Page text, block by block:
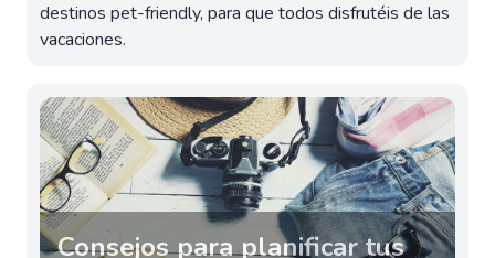
destinos pet-friendly, para que todos disfrutéis de las
vacaciones.
Consejos para planificar tus